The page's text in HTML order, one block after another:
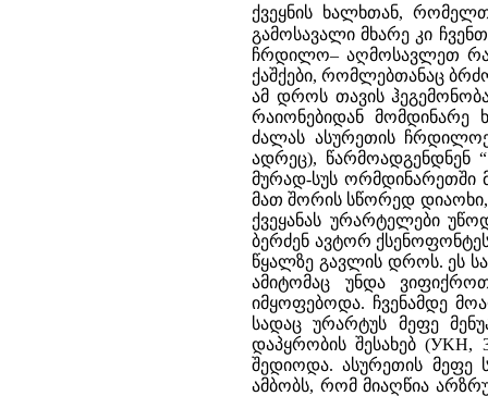
ქვეყნის ხალხთან,
გამოსავალი მხარე კი
ჩრდილო– აღმოსავლეთ
ქაშქები, რომლებთანაც
ამ დროს თავის
რაიონებიდან მომდინარე
ძალას ასურეთის
ადრეც), წარმოადგენდნენ
მურად-სუს ორმდინარეთში
მათ შორის სწორედ დიაოხი,
ქვეყანას ურარტელები
ბერძენ ავტორ
წყალზე გავლის დროს. ეს
ამიტომაც უნდა
იმყოფებოდა. ჩვენამდე
სადაც ურარტუს მეფე
დაპყრობის შესახებ
შედიოდა. ასურეთის მეფე
ამბობს, რომ მიაღწია